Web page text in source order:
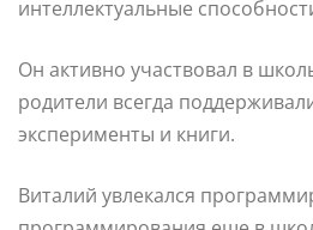
интеллектуальные
Он активно участвовал в
родители всегда
эксперименты и книги.
Виталий увлекался